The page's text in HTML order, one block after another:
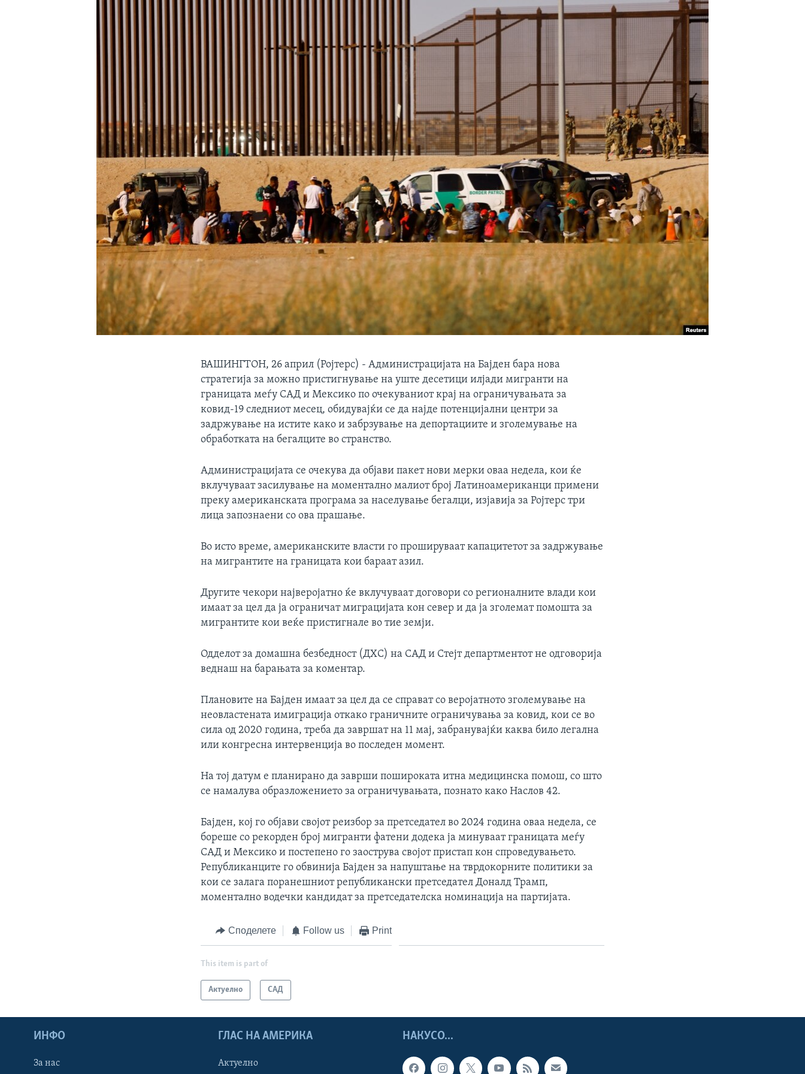
ВАШИНГТОН, 26 април (Ројтерс) - Администрацијата на Бајден бара нова
стратегија за можно пристигнување на уште десетици илјади мигранти на
границата меѓу САД и Мексико по очекуваниот крај на ограничувањата за
ковид-19 следниот месец, обидувајќи се да најде потенцијални центри за
задржување на истите како и забрзување на депортациите и зголемување на
обработката на бегалците во странство.
Администрацијата се очекува да објави пакет нови мерки оваа недела, кои ќе
вклучуваат засилување на моментално малиот број Латиноамериканци примени
преку американската програма за населување бегалци, изјавија за Ројтерс три
лица запознаени со ова прашање.
Во исто време, американските власти го прошируваат капацитетот за задржување
на мигрантите на границата кои бараат азил.
Другите чекори најверојатно ќе вклучуваат договори со регионалните влади кои
имаат за цел да ја ограничат миграцијата кон север и да ја зголемат помошта за
мигрантите кои веќе пристигнале во тие земји.
Одделот за домашна безбедност (ДХС) на САД и Стејт департментот не одговорија
веднаш на барањата за коментар.
Плановите на Бајден имаат за цел да се справат со веројатното зголемување на
неовластената имиграција откако граничните ограничувања за ковид, кои се во
сила од 2020 година, треба да завршат на 11 мај, забранувајќи каква било легална
или конгресна интервенција во последен момент.
На тој датум е планирано да заврши пошироката итна медицинска помош, со што
се намалува образложението за ограничувањата, познато како Наслов 42.
Бајден, кој го објави својот реизбор за претседател во 2024 година оваа недела, се
бореше со рекорден број мигранти фатени додека ја минуваат границата меѓу
САД и Мексико и постепено го заострува својот пристап кон спроведувањето.
Републиканците го обвинија Бајден за напуштање на тврдокорните политики за
кои се залага поранешниот републикански претседател Доналд Трамп,
моментално водечки кандидат за претседателска номинација на партијата.
Споделете Follow us Print
This item is part of
Актуелно САД
НАКУСО...
ИНФО
За нас
ГЛАС НА АМЕРИКА
Актуелно